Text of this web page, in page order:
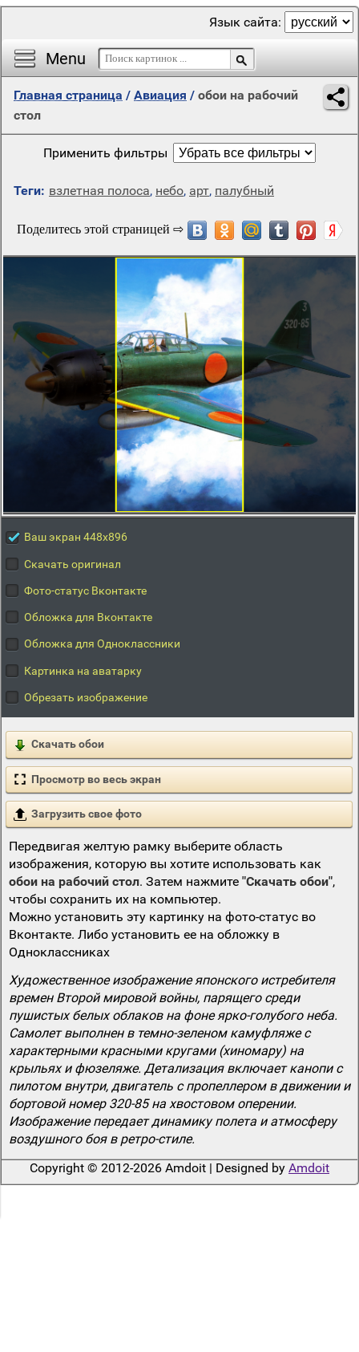
Menu
Язык сайта:
Главная страница / Авиация / обои на рабочий
стол
Применить фильтры
Теги: взлетная полоса, небо, арт, палубный
Ваш экран 448x896
Скачать оригинал
Фото-статус Вконтакте
Обложка для Вконтакте
Обложка для Одноклассники
Картинка на аватарку
Обрезать изображение
Скачать обои
Просмотр во весь экран
Загрузить свое фото
Передвигая желтую рамку выберите область
изображения, которую вы хотите использовать как
обои на рабочий стол. Затем нажмите "Скачать обои",
чтобы сохранить их на компьютер.
Можно установить эту картинку на фото-статус во
Вконтакте. Либо установить ее на обложку в
Одноклассниках
Художественное изображение японского истребителя
времен Второй мировой войны, парящего среди
пушистых белых облаков на фоне ярко-голубого неба.
Самолет выполнен в темно-зеленом камуфляже с
характерными красными кругами (хиномару) на
крыльях и фюзеляже. Детализация включает канопи с
пилотом внутри, двигатель с пропеллером в движении и
бортовой номер 320-85 на хвостовом оперении.
Изображение передает динамику полета и атмосферу
воздушного боя в ретро-стиле.
Copyright © 2012-2026 Amdoit | Designed by Amdoit